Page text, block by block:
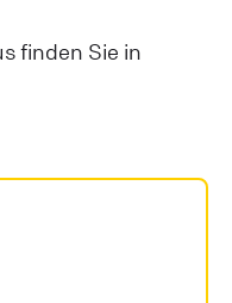
finden Sie in